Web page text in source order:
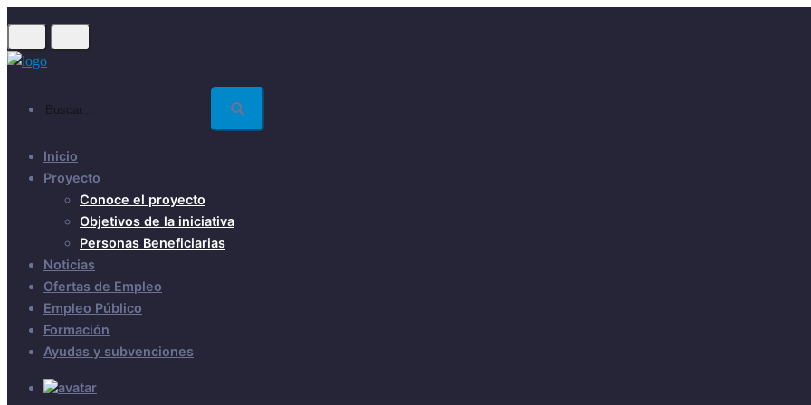
main
Inicio
Proyecto
Conoce el proyecto
Objetivos de la iniciativa
Personas Beneficiarias
Noticias
Ofertas de Empleo
Empleo Público
Formación
Ayudas y subvenciones